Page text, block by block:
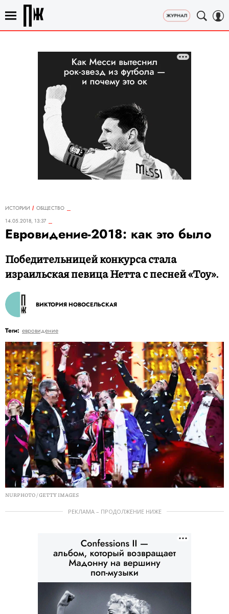
ИСТОРИИ
ОБЩЕСТВО
14.05.2018, 13:37
Евровидение-2018: как это было
Победительницей конкурса стала
израильская певица Нетта с песней «Toy».
ВИКТОРИЯ НОВОСЕЛЬСКАЯ
Теги: евровидение
NURPHOTO / GETTY IMAGES
РЕКЛАМА – ПРОДОЛЖЕНИЕ НИЖЕ